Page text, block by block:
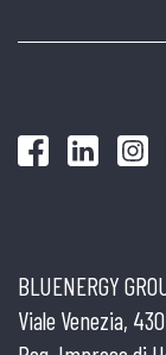
BLUENERGY
Viale Venezia,